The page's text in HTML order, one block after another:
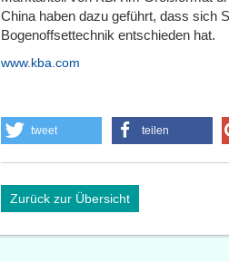
China haben dazu geführt, dass sich
Bogenoffsettechnik entschieden hat.
www.kba.com
tweet teilen
Zurück zur Übersicht